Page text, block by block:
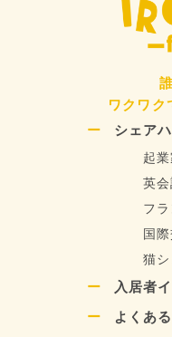
ワクワク
シェア
起
英
フ
国
猫
入居者
よくあ